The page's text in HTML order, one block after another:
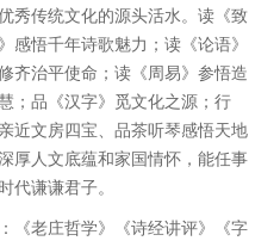
秀传统文化的源头活水。读《致
感悟千年诗歌魅力；读《论语》
齐治平使命；读《周易》参悟造
；品《汉字》觅文化之源；行
近文房四宝、品茶听琴感悟天地
人文底蕴和家国情怀，能任事
谦谦君子。
《老庄哲学》《诗经讲评》《字